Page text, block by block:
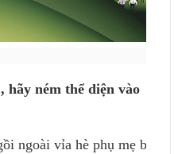
ném thể diện vào
ngoài vỉa hè phụ mẹ bán